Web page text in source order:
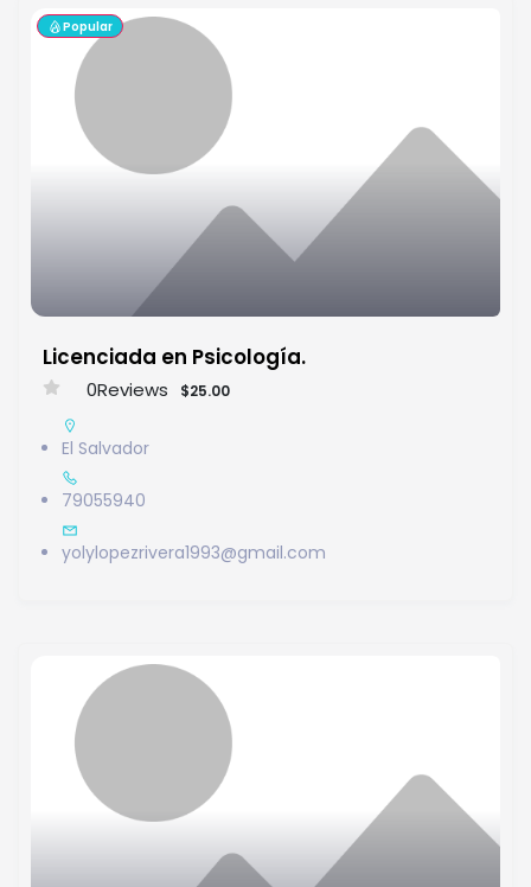
Popular
Licenciada en Psicología.
0Reviews $25.00
El Salvador
79055940
yolylopezrivera1993@gmail.com